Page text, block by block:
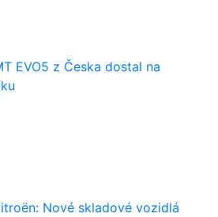
EVO5 z Česka dostal na
Nové skladové vozidlá